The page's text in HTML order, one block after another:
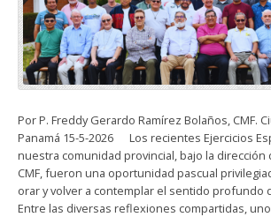
Por P. Freddy Gerardo Ramírez Bolaños, CMF.
Panamá 15-5-2026 Los recientes Ejercicios
nuestra comunidad provincial, bajo la dirección
CMF, fueron una oportunidad pascual
orar y volver a contemplar el sentido profundo
Entre las diversas reflexiones compartidas,